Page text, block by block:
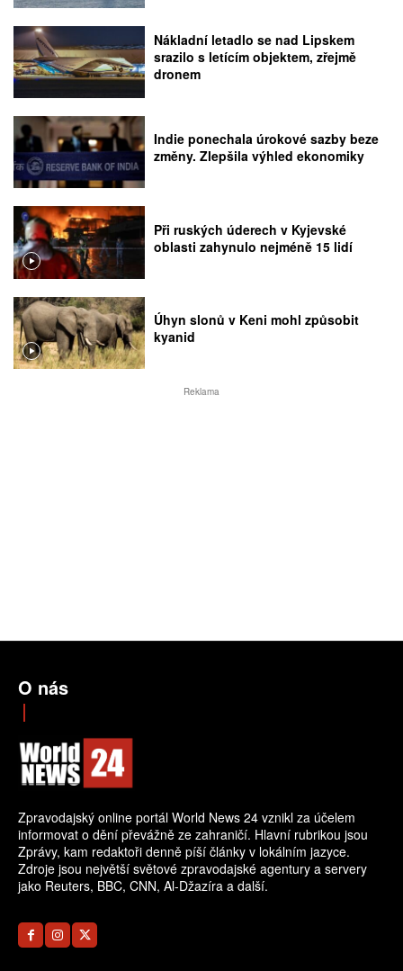
Nákladní letadlo se nad Lipskem
srazilo s letícím objektem, zřejmě
dronem
Indie ponechala úrokové sazby beze
změny. Zlepšila výhled ekonomiky
Při ruských úderech v Kyjevské
oblasti zahynulo nejméně 15 lidí
Úhyn slonů v Keni mohl způsobit
kyanid
Reklama
O nás
Zpravodajský online portál World News 24 vznikl za účelem
informovat o dění převážně ze zahraničí. Hlavní rubrikou jsou
Zprávy, kam redaktoři denně píší články v lokálním jazyce.
Zdroje jsou největší světové zpravodajské agentury a servery
jako Reuters, BBC, CNN, Al-Džazíra a další.